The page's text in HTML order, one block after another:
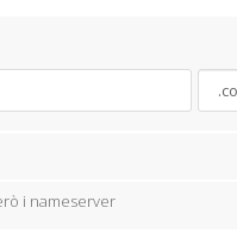
i nameserver